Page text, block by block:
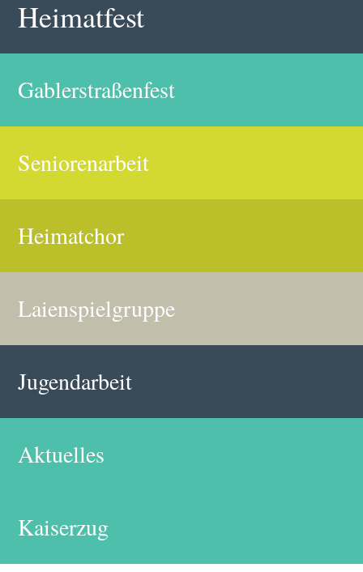
Heimatfest
Gablerstraßenfest
Seniorenarbeit
Heimatchor
Laienspielgruppe
Jugendarbeit
Aktuelles
Kaiserzug